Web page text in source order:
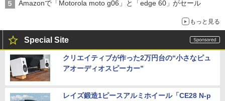
Amazonで「Motorola moto g06」と「edge 60」がセール
もっと見る
Special Site
クリエイティブが作った2万円台の“小さなピュ
アオーディオスピーカー”
レイズ鍛造1ピースアルミホイール「CE28 N-p